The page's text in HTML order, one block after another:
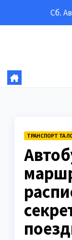
Сб.
ТРАНСПОРТ ТА